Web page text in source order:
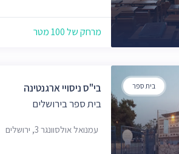
מרחק של 100 מטר
בית ספר
בי"ס ניסויי ארגנטינה
בית ספר בירושלים
עמנואל אולסוונגר 3, ירושלים